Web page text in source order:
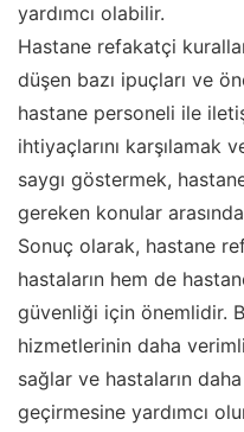
yardımcı olabilir.
Hastane refakatçi
düşen bazı ipuçları ve
hastane personeli ile
ihtiyaçlarını karşılamak
saygı göstermek,
gereken konular
Sonuç olarak, hastane
hastaların hem de
güvenliği için önemlidir.
hizmetlerinin daha
sağlar ve hastaların
geçirmesine yardımcı